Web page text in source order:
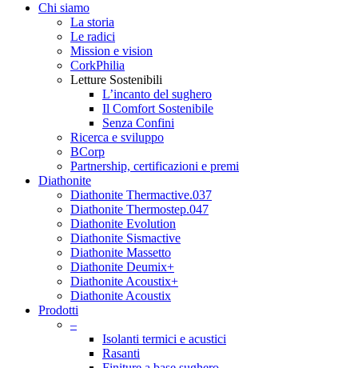
Chi siamo
La storia
Le radici
Mission e vision
CorkPhilia
Letture Sostenibili
L’incanto del sughero
Il Comfort Sostenibile
Senza Confini
Ricerca e sviluppo
BCorp
Partnership, certificazioni e premi
Diathonite
Diathonite Thermactive.037
Diathonite Thermostep.047
Diathonite Evolution
Diathonite Sismactive
Diathonite Massetto
Diathonite Deumix+
Diathonite Acoustix+
Diathonite Acoustix
Prodotti
–
Isolanti termici e acustici
Rasanti